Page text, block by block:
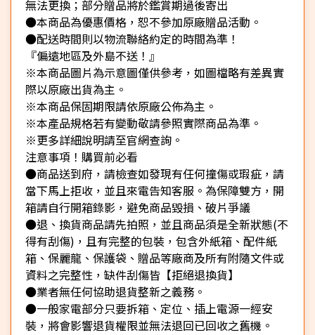
無法更換；部分贈品將於鑑賞期過後寄出
●本商品為優惠價格，恕不參加原廠贈品活動。
●配送時間則以物流聯絡約定的時間為準！
『偏遠地區及外島不送！』
※本商品圖片為示意圖僅供參考，如圖檔略有差異實
際以原廠出貨為主。
※本商品保固期限請依原廠公佈為主。
※本產品規格若有變動敬請參照實際商品為準。
※更多詳細說明請至官網查詢。
注意事項！購買前必看
●商品送到府，請檢查如發現有任何撞傷或瑕疵，請
當下馬上拒收，並且來電告知客服。為保障雙方，開
箱請自行開箱錄影，避免商品毀損、破片爭議
●退、換貨商品請先拍照，並且商品須是全新狀態(不
得有刮傷)，且有完整的包裝，包含外紙箱、配件紙
箱、保麗龍、保護袋、贈品等廠商及所有附隨文件或
資料之完整性，缺件刮傷皆【拒絕退換貨】
●業者無任何協助退貨整新之義務。
●一般家電部分只要拆箱、定位、插上電源一經安
裝，將會影響退貨權限並無法退回已回收之舊機。